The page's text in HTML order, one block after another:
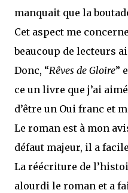
manquait que la
Cet aspect me
beaucoup de lecteurs
Donc, “Rêves de Gloire”
ce un livre que j’ai
d’être un Oui franc et
Le roman est à mon
défaut majeur, il a
La réécriture de
alourdi le roman et a